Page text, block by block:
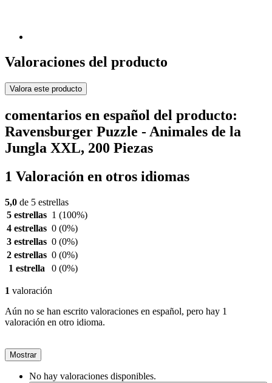
Valoraciones del producto
Valora este producto
comentarios en español del producto:
Ravensburger Puzzle - Animales de la
Jungla XXL, 200 Piezas
1 Valoración en otros idiomas
5,0 de 5 estrellas
5 estrellas 1 (100%)
4 estrellas 0 (0%)
3 estrellas 0 (0%)
2 estrellas 0 (0%)
1 estrella
0 (0%)
1 valoración
Aún no se han escrito valoraciones en español, pero hay 1
valoración en otro idioma.
Mostrar
No hay valoraciones disponibles.